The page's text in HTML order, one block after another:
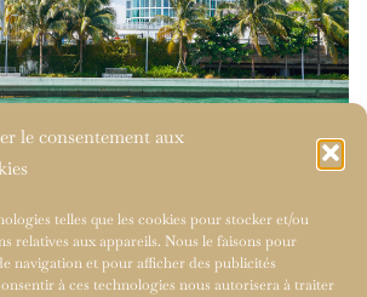
le consentement aux
telles que les cookies pour stocker et/ou
relatives aux appareils. Nous le faisons pour
navigation et pour afficher des publicités
à ces technologies nous autorisera à traiter